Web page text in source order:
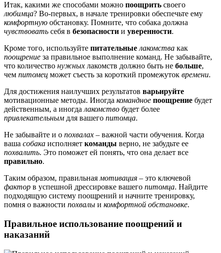
Итак, какими же способами можно поощрить своего
любимца? Во-первых, в начале тренировки обеспечьте ему
комфортную обстановку. Помните, что собака должна
чувствовать себя в безопасности и уверенности.
Кроме того, используйте питательные лакомства как
поощрение за правильное выполнение команд. Не забывайте,
что количество нужных лакомств должно быть не больше,
чем питомец может съесть за короткий промежуток времени.
Для достижения наилучших результатов варьируйте
мотивационные методы. Иногда командное поощрение будет
действенным, а иногда лакомство будет более
привлекательным для вашего питомца.
Не забывайте и о похвалах – важной части обучения. Когда
ваша собака исполняет команды верно, не забудьте ее
похвалить. Это поможет ей понять, что она делает все
правильно.
Таким образом, правильная мотивация – это ключевой
фактор в успешной дрессировке вашего питомца. Найдите
подходящую систему поощрений и начните тренировку,
помня о важности похвалы и комфортной обстановке.
Правильное использование поощрений и
наказаний